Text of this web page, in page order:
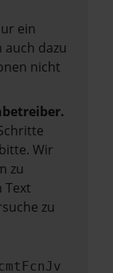
ein
dazu
nicht
Wir
zu
Text
zu